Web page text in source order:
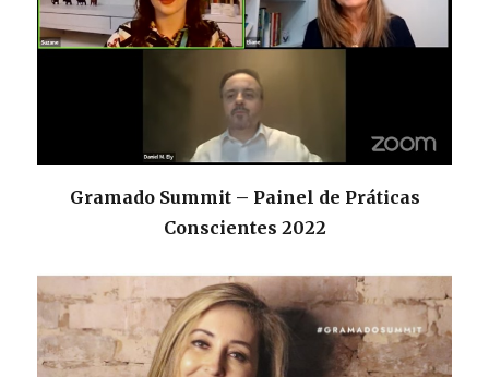
Gramado Summit – Painel de Práticas
Conscientes 2022